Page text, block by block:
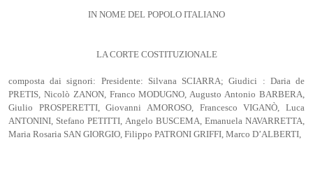
IN NOME DEL POPOLO ITALIANO
LA CORTE COSTITUZIONALE
composta dai signori: Presidente: Silvana SCIARRA; Giudici : Daria de
PRETIS, Nicolò ZANON, Franco MODUGNO, Augusto Antonio BARBERA,
Giulio PROSPERETTI, Giovanni AMOROSO, Francesco VIGANÒ, Luca
ANTONINI, Stefano PETITTI, Angelo BUSCEMA, Emanuela NAVARRETTA,
Maria Rosaria SAN GIORGIO, Filippo PATRONI GRIFFI, Marco D’ALBERTI,